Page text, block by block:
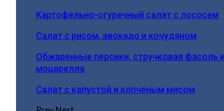
Картофельно-огуречный салат с лососем
Салат с рисом, авокадо и кочудяном
Обжаренные персики, стручковая фасоль
моцарелла
Салат с капустой и копчёным мясом